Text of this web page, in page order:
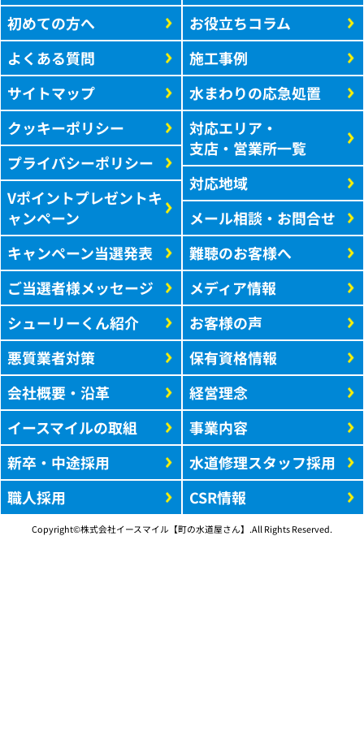
初めての方へ
よくある質問
サイトマップ
クッキーポリシー
プライバシーポリシー
Vポイントプレゼントキ
ャンペーン
キャンペーン当選発表
ご当選者様メッセージ
シューリーくん紹介
悪質業者対策
会社概要・沿革
イースマイルの取組
新卒・中途採用
職人採用
お役立ちコラム
施工事例
水まわりの応急処置
対応エリア・
支店・営業所一覧
対応地域
メール相談・お問合せ
難聴のお客様へ
メディア情報
お客様の声
保有資格情報
経営理念
事業内容
水道修理スタッフ採用
CSR情報
Copyright©株式会社イースマイル【町の水道屋さん】.All Rights Reserved.